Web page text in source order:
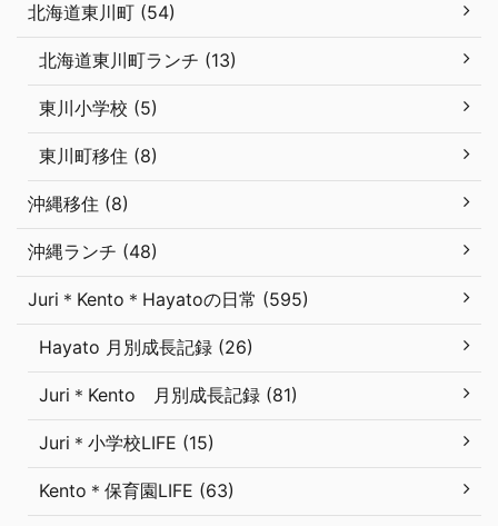
北海道東川町 (54)
北海道東川町ランチ (13)
東川小学校 (5)
東川町移住 (8)
沖縄移住 (8)
沖縄ランチ (48)
Juri＊Kento＊Hayatoの日常 (595)
Hayato 月別成長記録 (26)
Juri＊Kento 月別成長記録 (81)
Juri＊小学校LIFE (15)
Kento＊保育園LIFE (63)